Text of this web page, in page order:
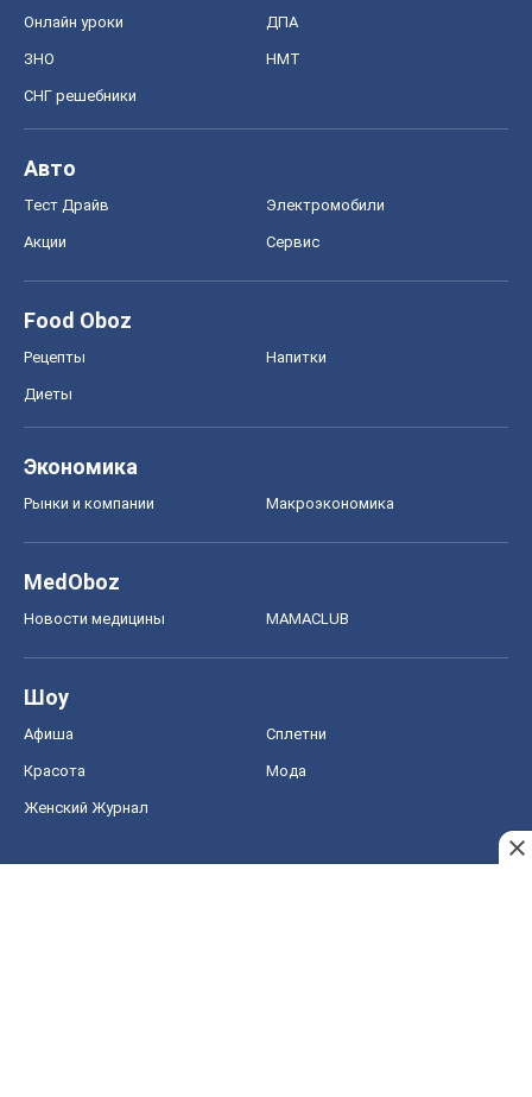
Онлайн уроки ДПА
ЗНО НМТ
СНГ решебники
Авто
Тест Драйв Электромобили
Акции Сервис
Food Oboz
Рецепты Напитки
Диеты
Экономика
Рынки и компании Mакроэкономика
MedOboz
Новости медицины MAMACLUB
Шоу
Афиша Сплетни
Красота Мода
Женский Журнал